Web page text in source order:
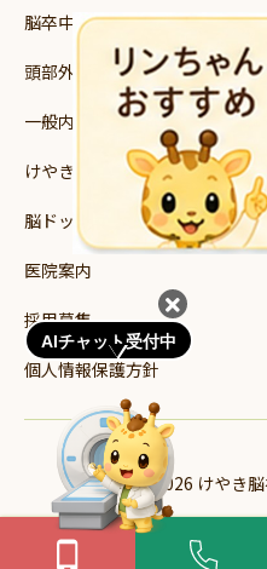
脳卒中
頭部外傷
一般内科
けやき読み書き支援教室
脳ドック・健診
医院案内
採用募集
個人情報保護方針
© 2024-2026 けやき
AIチャット受付中